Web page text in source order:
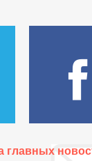
главных